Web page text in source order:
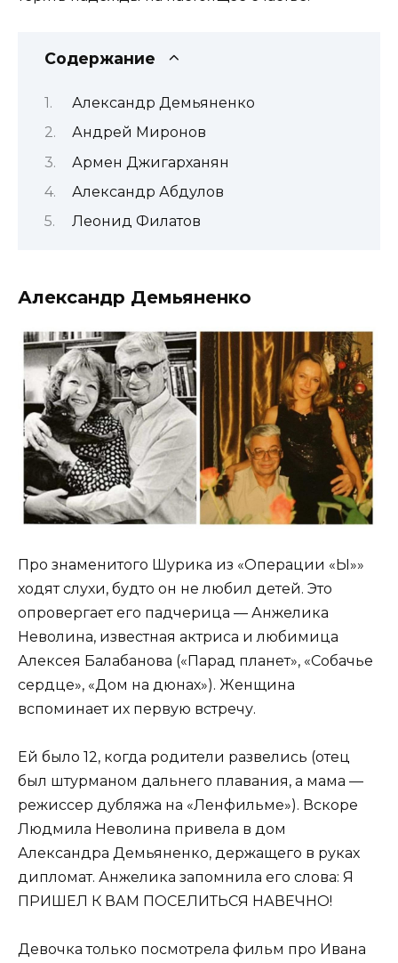
Содержание
Александр Демьяненко
Андрей Миронов
Армен Джигарханян
Александр Абдулов
Леонид Филатов
Александр Демьяненко
Про знаменитого Шурика из «Операции «Ы»»
ходят слухи, будто он не любил детей. Это
опровергает его падчерица — Анжелика
Неволина, известная актриса и любимица
Алексея Балабанова («Парад планет», «Собачье
сердце», «Дом на дюнах»). Женщина
вспоминает их первую встречу.
Ей было 12, когда родители развелись (отец
был штурманом дальнего плавания, а мама —
режиссер дубляжа на «Ленфильме»). Вскоре
Людмила Неволина привела в дом
Александра Демьяненко, держащего в руках
дипломат. Анжелика запомнила его слова: Я
ПРИШЕЛ К ВАМ ПОСЕЛИТЬСЯ НАВЕЧНО!
Девочка только посмотрела фильм про Ивана